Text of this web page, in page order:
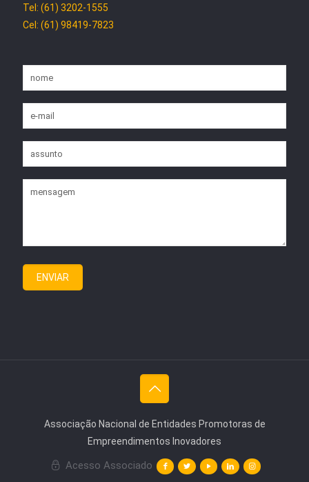
Tel: (61) 3202-1555
Cel: (61) 98419-7823
Associação Nacional de Entidades Promotoras de
Empreendimentos Inovadores
Acesso Associado